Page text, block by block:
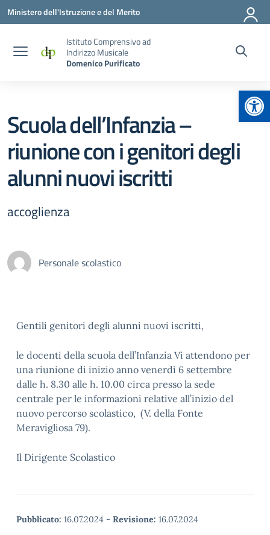
Vai ai contenuti
Vai al menu di navigazione
Vai al footer
Ministero dell'Istruzione e del Merito
Istituto Comprensivo ad
Indirizzo Musicale
Domenico Purificato
Scuola dell’Infanzia –
riunione con i genitori degli
alunni nuovi iscritti
accoglienza
Personale scolastico
Gentili genitori degli alunni nuovi iscritti,
le docenti della scuola dell’Infanzia Vi attendono per
una riunione di inizio anno venerdì 6 settembre
dalle h. 8.30 alle h. 10.00 circa presso la sede
centrale per le informazioni relative all’inizio del
nuovo percorso scolastico, (V. della Fonte
Meravigliosa 79).
Il Dirigente Scolastico
Pubblicato: 16.07.2024 - Revisione: 16.07.2024